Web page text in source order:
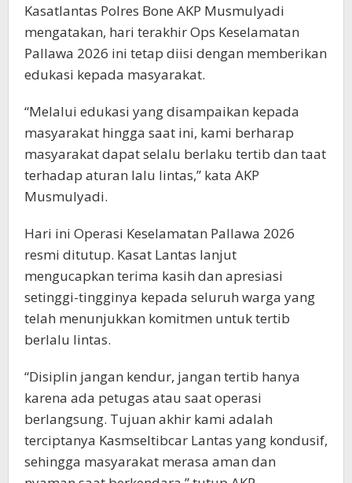
Kasatlantas Polres Bone AKP Musmulyadi
mengatakan, hari terakhir Ops Keselamatan
Pallawa 2026 ini tetap diisi dengan memberikan
edukasi kepada masyarakat.
“Melalui edukasi yang disampaikan kepada
masyarakat hingga saat ini, kami berharap
masyarakat dapat selalu berlaku tertib dan taat
terhadap aturan lalu lintas,” kata AKP
Musmulyadi.
Hari ini Operasi Keselamatan Pallawa 2026
resmi ditutup. Kasat Lantas lanjut
mengucapkan terima kasih dan apresiasi
setinggi-tingginya kepada seluruh warga yang
telah menunjukkan komitmen untuk tertib
berlalu lintas.
“Disiplin jangan kendur, jangan tertib hanya
karena ada petugas atau saat operasi
berlangsung. Tujuan akhir kami adalah
terciptanya Kasmseltibcar Lantas yang kondusif,
sehingga masyarakat merasa aman dan